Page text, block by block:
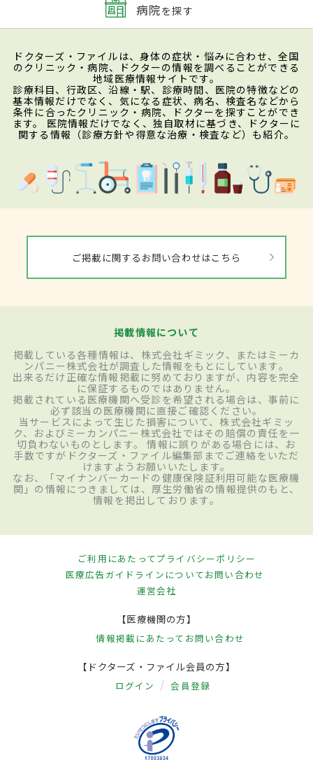
病院を探す
ドクターズ・ファイルは、身体の症状・悩みに合わせ、全国
のクリニック・病院、ドクターの情報を調べることができる
地域医療情報サイトです。
診療科目、行政区、沿線・駅、診療時間、医院の特徴などの
基本情報だけでなく、気になる症状、病名、検査名などから
条件に合ったクリニック・病院、ドクターを探すことができ
ます。 医院情報だけでなく、独自取材に基づき、ドクターに
関する情報（診療方針や得意な治療・検査など）も紹介。
ご掲載に関するお問い合わせはこちら
掲載情報について
掲載している各種情報は、株式会社ギミック、またはミーカ
ンパニー株式会社が調査した情報をもとにしています。
出来るだけ正確な情報掲載に努めておりますが、内容を完全
に保証するものではありません。
掲載されている医療機関へ受診を希望される場合は、事前に
必ず該当の医療機関に直接ご確認ください。
当サービスによって生じた損害について、株式会社ギミッ
ク、およびミーカンパニー株式会社ではその賠償の責任を一
切負わないものとします。 情報に誤りがある場合には、お
手数ですがドクターズ・ファイル編集部までご連絡をいただ
けますようお願いいたします。
なお、「マイナンバーカードの健康保険証利用可能な医療機
関」の情報につきましては、厚生労働省の情報提供のもと、
情報を掲出しております。
ご利用にあたってプライバシーポリシー
医療広告ガイドラインについてお問い合わせ
運営会社
【医療機関の方】
情報掲載にあたって お問い合わせ
【ドクターズ・ファイル会員の方】
ログイン 会員登録